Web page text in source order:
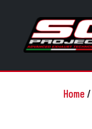
Home/